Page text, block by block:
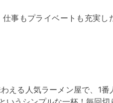
事もプライベートも充実し
える人気ラーメン屋で、1番